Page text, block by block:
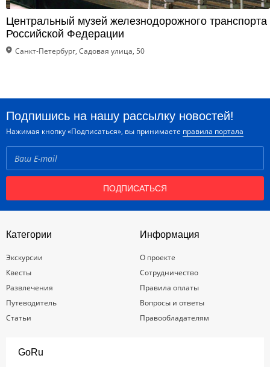
Центральный музей железнодорожного транспорта
Российской Федерации
Санкт-Петербург, Садовая улица, 50
Подпишись на нашу рассылку новостей!
Нажимая кнопку «Подписаться», вы принимаете правила портала
ПОДПИСАТЬСЯ
Категории
Экскурсии
Квесты
Развлечения
Путеводитель
Статьи
Информация
О проекте
Сотрудничество
Правила оплаты
Вопросы и ответы
Правообладателям
GoRu